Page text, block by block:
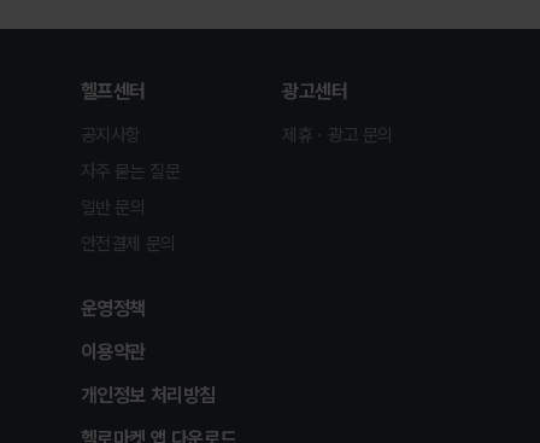
헬프센터
공지사항
자주 묻는 질문
일반 문의
안전결제 문의
광고센터
제휴ㆍ광고 문의
운영정책
이용약관
개인정보 처리방침